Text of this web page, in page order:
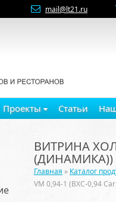
mail@lt21.ru
Проекты Статьи
ВИТРИНА
(ДИНАМИКА))
Главная » Каталог
VM 0,94-1 (ВХС-0,94